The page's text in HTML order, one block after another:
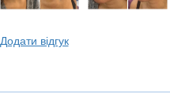
Додати відгук